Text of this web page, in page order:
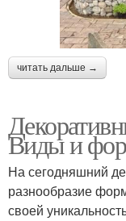
читать дальше →
Виды и
На сегодняшний
разнообразие
своей